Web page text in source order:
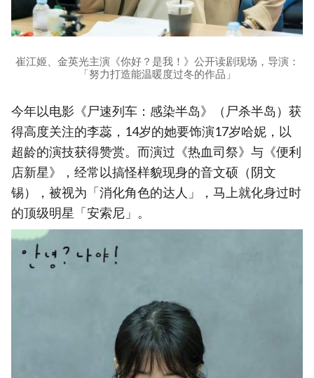
崔江姬、金英光主演《你好？是我！》公开读剧现场，导演：
「努力打造能温暖度过冬的作品」
今年以电影《尸速列车：感染半岛》（尸杀半岛）获
得高度关注的李蕊，14岁的她要饰演17岁哈妮，以
超龄的演技获得赞赏。而演过《热血司祭》与《便利
店新星》，经常以搞怪样貌现身的音文硕（阴文
锡），被视为「消化角色的达人」，马上就化身过时
的顶级明星「安索尼」。